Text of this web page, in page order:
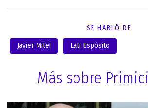
SE HABLÓ DE
Javier Milei Lali Espósito
Más sobre